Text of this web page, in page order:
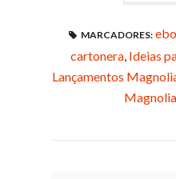
MARCADORES:
cartonera, Ideias
Lançamentos